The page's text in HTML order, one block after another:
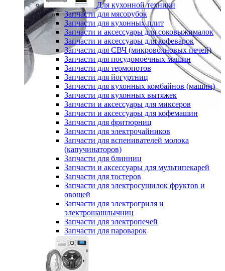
Для кухонной техники
Запчасти для мясорубок
Запчасти для кухонных плит
Запчасти и аксессуары для соковыжималок
Запчасти и аксессуары для кофеварок
Запчасти для СВЧ (микроволновых печей)
Запчасти для посудомоечных машин
Запчасти для термопотов
Запчасти для йогуртниц
Запчасти для кухонных комбайнов (машин)
Запчасти для кухонных вытяжек
Запчасти и аксессуары для миксеров
Запчасти и аксессуары для кофемашин
Запчасти для фритюрниц
Запчасти для электрочайников
Запчасти для вспенивателей молока
(капучинаторов)
Запчасти для блинниц
Запчасти и аксессуары для мультипекарей
Запчасти для тостеров
Запчасти для электросушилок фруктов и
овощей
Запчасти для электрогриля и
электрошашлычниц
Запчасти для электропечей
Запчасти для пароварок